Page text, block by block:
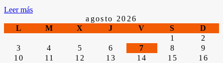
Leer más
agosto 2026
L
M X J V S D
1
2
3
4 5 6 7 8
9
10
11 12 13 14 15
16